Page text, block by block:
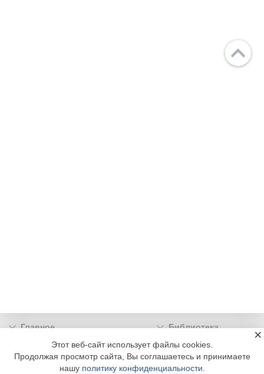
Главное
Библиотека
Подписка
Реклама
Информация
Этот веб-сайт использует файлы cookies.
Продолжая просмотр сайта, Вы соглашаетесь и принимаете
нашу политику конфиденциальности
×